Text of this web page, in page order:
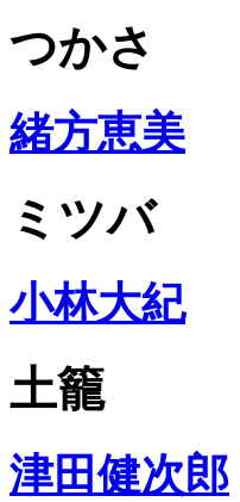
つかさ
緒方恵美
ミツバ
小林大紀
土籠
津田健次郎